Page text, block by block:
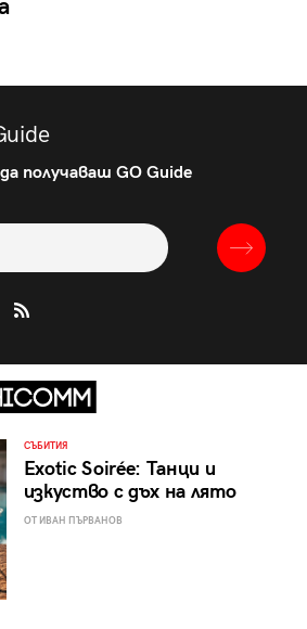
получаваш GO Guide
СЪБИТИЯ
Exotic Soirée: Танци и
изкуство с дъх на лято
ОТ ИВАН ПЪРВАНОВ